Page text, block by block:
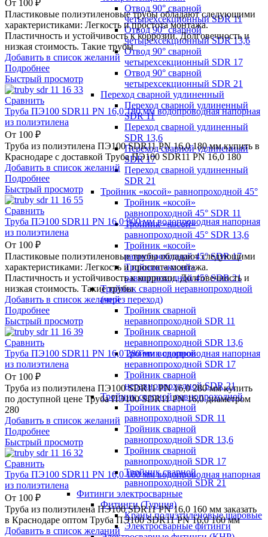
Отвод 90° сварной
четырехсекционный SDR 11
Отвод 90° сварной
четырехсекционный SDR 13,6
Отвод 90° сварной
четырехсекционный SDR 17
Отвод 90° сварной
четырехсекционный SDR 21
Переход сварной удлиненный
Переход сварной удлиненный
SDR 11
Переход сварной удлиненный
SDR 13,6
Переход сварной удлиненный
SDR 17
Переход сварной удлиненный
SDR 21
Тройник «косой» равнопроходной 45°
Тройник «косой»
равнопроходной 45° SDR 11
Тройник «косой»
равнопроходной 45° SDR 13,6
Тройник «косой»
равнопроходной 45° SDR 17
Тройник «косой»
равнопроходной 45° SDR 21
Тройник сварной неравнопроходной
(через переход)
Тройник сварной
неравнопроходной SDR 11
Тройник сварной
неравнопроходной SDR 13,6
Тройник сварной
неравнопроходной SDR 17
Тройник сварной
неравнопроходной SDR 21
Тройник сварной равнопроходной
Тройник сварной
равнопроходной SDR 11
Тройник сварной
равнопроходной SDR 13,6
Тройник сварной
равнопроходной SDR 17
Тройник сварной
равнопроходной SDR 21
Фитинги электросварные
Фитинги (Турция)
Краны полиэтиленовые шаровые
Электросварные фитинги
От 100 ₽
Пластиковые полиэтиленовые трубы обладают следующими
характеристиками: Легкость и простота монтажа.
Пластичность и устойчивость к коррозии. Долговечность и
низкая стоимость. Такие трубы
Добавить в список желаний
Подробнее
Быстрый просмотр
Сравнить
Труба ПЭ100 SDR11 PN 16,0 180 мм водопроводная напорная
из полиэтилена
От 100 ₽
Труба из полиэтилена ПЭ100 SDR11 PN 16,0 180 мм купить в
Краснодаре с доставкой Труба ПЭ100 SDR11 PN 16,0 180
Добавить в список желаний
Подробнее
Быстрый просмотр
Сравнить
Труба ПЭ100 SDR11 PN 16,0 900 мм водопроводная напорная
из полиэтилена
От 100 ₽
Пластиковые полиэтиленовые трубы обладают следующими
характеристиками: Легкость и простота монтажа.
Пластичность и устойчивость к коррозии. Долговечность и
низкая стоимость. Такие трубы
Добавить в список желаний
Подробнее
Быстрый просмотр
Сравнить
Труба ПЭ100 SDR11 PN 16,0 280 мм водопроводная напорная
из полиэтилена
От 100 ₽
Труба из полиэтилена ПЭ100 SDR11 PN 16,0 280 мм купить
по доступной цене Труба ПЭ100 SDR11 PN 16,0 диаметром
280
Добавить в список желаний
Подробнее
Быстрый просмотр
Сравнить
Труба ПЭ100 SDR11 PN 16,0 160 мм водопроводная напорная
из полиэтилена
От 100 ₽
Труба из полиэтилена ПЭ100 SDR11 PN 16,0 160 мм заказать
в Краснодаре оптом Труба ПЭ100 SDR11 PN 16,0 160 мм
Добавить в список желаний